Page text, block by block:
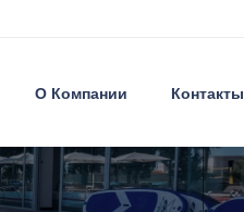
О Компании Контакты